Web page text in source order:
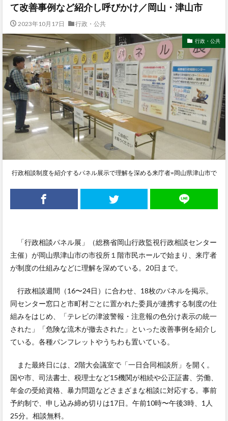
て改善事例など紹介し呼びかけ／岡山・津山市
2023年10月17日 行政・公共
行政・公共
行政相談制度を紹介するパネル展示で理解を深める来庁者=岡山県津山市で
「行政相談パネル展」（総務省岡山行政監視行政相談センター
主催）が岡山県津山市の市役所１階市民ホールで始まり、来庁者
が制度の仕組みなどに理解を深めている。20日まで。
行政相談週間（16〜24日）に合わせ、18枚のパネルを掲示。
同センター窓口と市町村ごとに置かれた委員が連携する制度の仕
組みをはじめ、「テレビの津波警報・注意報の色分け表示の統一
された」「危険な流木が撤去された」といった改善事例を紹介し
ている。各種パンフレットやうちわも置いている。
また最終日には、2階大会議室で「一日合同相談所」を開く。
国や市、司法書士、税理士など15機関が相続や公正証書、労働、
年金の受給資格、暴力問題などさまざまな相談に対応する。事前
予約制で、申し込み締め切りは17日。午前10時〜午後3時、1人
25分。相談無料。